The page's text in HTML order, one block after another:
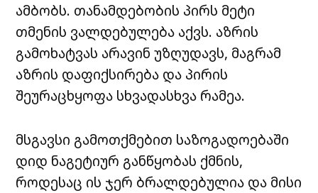
ამბობს. თანამდებობის პირს მეტი
თმენის ვალდებულება აქვს. აზრის
გამოხატვას არავინ უზღუდავს, მაგრამ
აზრის დაფიქსირება და პირის
შეურაცხყოფა სხვადასხვა რამეა.
მსგავსი გამოთქმებით საზოგადოებაში
დიდ ნაგეტიურ განწყობას ქმნის,
როდესაც ის ჯერ ბრალდებულია და მისი